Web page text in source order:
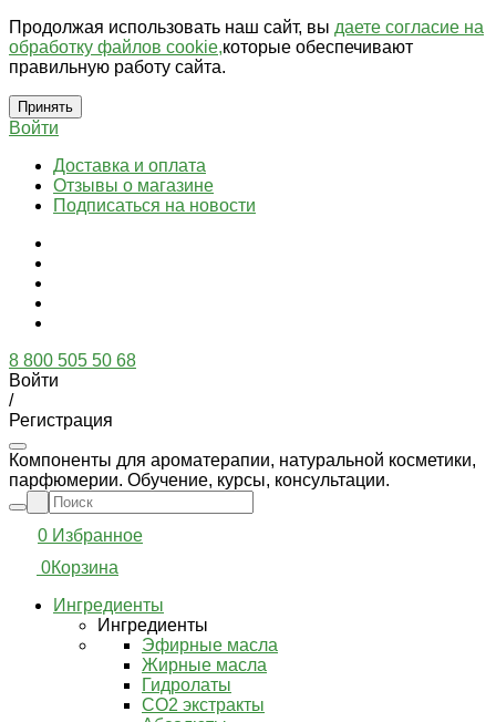
Продолжая использовать наш сайт, вы даете согласие на
обработку файлов cookie,которые обеспечивают
правильную работу сайта.
Принять
Войти
Доставка и оплата
Отзывы о магазине
Подписаться на новости
8 800 505 50 68
Войти
/
Регистрация
Компоненты для ароматерапии, натуральной косметики,
парфюмерии. Обучение, курсы, консультации.
0 Избранное
0Корзина
Ингредиенты
Ингредиенты
Эфирные масла
Жирные масла
Гидролаты
СО2 экстракты